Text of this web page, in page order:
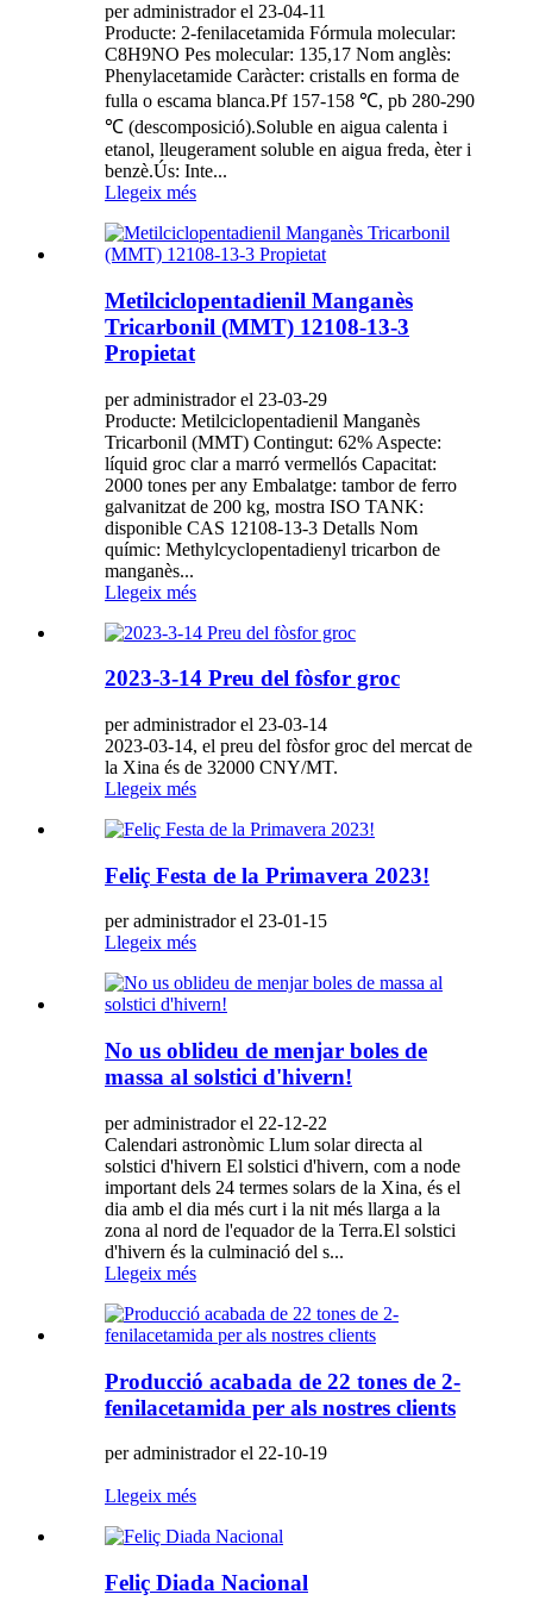
per administrador el 23-04-11
Producte: 2-fenilacetamida Fórmula molecular:
C8H9NO Pes molecular: 135,17 Nom anglès:
Phenylacetamide Caràcter: cristalls en forma de
fulla o escama blanca.Pf 157-158 ℃, pb 280-290
℃ (descomposició).Soluble en aigua calenta i
etanol, lleugerament soluble en aigua freda, èter i
benzè.Ús: Inte...
Llegeix més
Metilciclopentadienil Manganès
Tricarbonil (MMT) 12108-13-3
Propietat
per administrador el 23-03-29
Producte: Metilciclopentadienil Manganès
Tricarbonil (MMT) Contingut: 62% Aspecte:
líquid groc clar a marró vermellós Capacitat:
2000 tones per any Embalatge: tambor de ferro
galvanitzat de 200 kg, mostra ISO TANK:
disponible CAS 12108-13-3 Detalls Nom
químic: Methylcyclopentadienyl tricarbon de
manganès...
Llegeix més
2023-3-14 Preu del fòsfor groc
per administrador el 23-03-14
2023-03-14, el preu del fòsfor groc del mercat de
la Xina és de 32000 CNY/MT.
Llegeix més
Feliç Festa de la Primavera 2023!
per administrador el 23-01-15
Llegeix més
No us oblideu de menjar boles de
massa al solstici d'hivern!
per administrador el 22-12-22
Calendari astronòmic Llum solar directa al
solstici d'hivern El solstici d'hivern, com a node
important dels 24 termes solars de la Xina, és el
dia amb el dia més curt i la nit més llarga a la
zona al nord de l'equador de la Terra.El solstici
d'hivern és la culminació del s...
Llegeix més
Producció acabada de 22 tones de 2-
fenilacetamida per als nostres clients
per administrador el 22-10-19
Llegeix més
Feliç Diada Nacional